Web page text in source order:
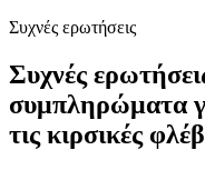
Συχνές ερωτήσεις
Συχνές
συμπληρώματα
τις κιρσικές